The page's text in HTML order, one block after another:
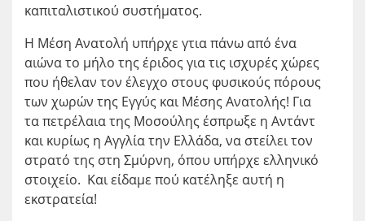
καπιταλιστικού συστήματος.
Η Μέση Ανατολή υπήρχε γτια πάνω από ένα
αιώνα το μήλο της έριδος για τις ισχυρές χώρες
που ήθελαν τον έλεγχο στους φυσικούς πόρους
των χωρών της Εγγύς και Μέσης Ανατολής! Για
τα πετρέλαια της Μοσούλης έσπρωξε η Αντάντ
και κυρίως η Αγγλία την Ελλάδα, να στείλει τον
στρατό της στη Σμύρνη, όπου υπήρχε ελληνικό
στοιχείο. Και είδαμε πού κατέληξε αυτή η
εκστρατεία!